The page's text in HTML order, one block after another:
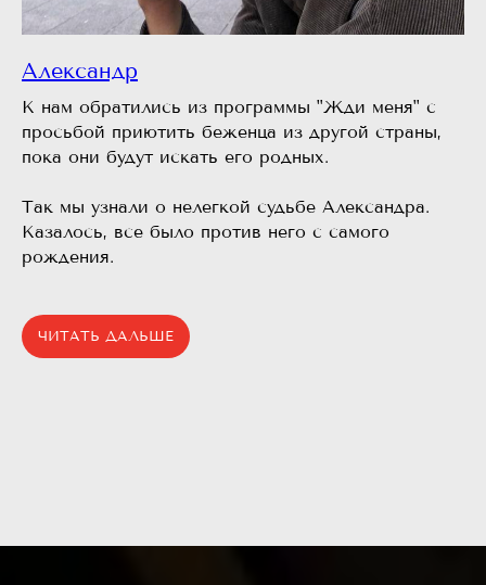
Александр
К нам обратились из программы "Жди меня" с
просьбой приютить беженца из другой страны,
пока они будут искать его родных.
Так мы узнали о нелегкой судьбе Александра.
Казалось, все было против него с самого
рождения.
ЧИТАТЬ ДАЛЬШЕ